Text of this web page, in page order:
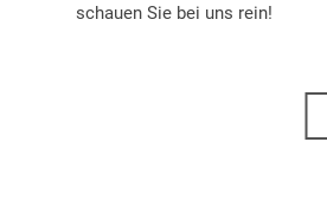
schauen Sie bei uns rein!